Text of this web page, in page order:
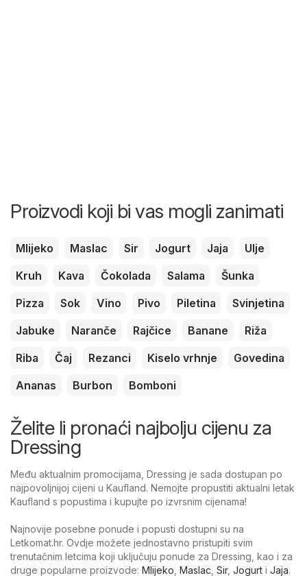
Proizvodi koji bi vas mogli zanimati
Mlijeko Maslac Sir Jogurt Jaja
Ulje
Kruh
Kava Čokolada Salama
Šunka
Pizza
Sok Vino Pivo Piletina
Svinjetina
Jabuke
Naranče Rajčice Banane
Riža
Riba
Čaj Rezanci Kiselo vrhnje
Govedina
Ananas
Burbon Bomboni
Želite li pronaći najbolju cijenu za
Dressing
Među aktualnim promocijama, Dressing je sada dostupan po
najpovoljnijoj cijeni u Kaufland. Nemojte propustiti aktualni letak
Kaufland s popustima i kupujte po izvrsnim cijenama!
Najnovije posebne ponude i popusti dostupni su na
Letkomat.hr. Ovdje možete jednostavno pristupiti svim
trenutačnim letcima koji uključuju ponude za Dressing, kao i za
druge popularne proizvode: Mlijeko Maslac Sir, Jogurt i Jaja.